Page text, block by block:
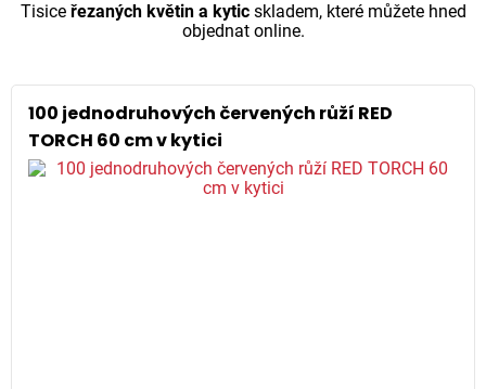
Tisice řezaných květin a kyticskladem, které můžete hned
objednat online.
100 jednodruhových červených růží RED
TORCH 60 cm v kytici